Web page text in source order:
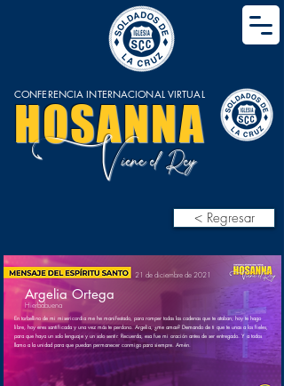
CONFERENCIA INTERNACIONAL VIRTUAL
HOSANNA
Viene el Rey
< Regresar
Argelia Ortega
En torbellino de mi misericordia me he manifestado, para romper todas las cadenas que te ataban; hoy te hago
libre, hoy eres santificada y una vez más te perdono. Argelia, ¿me amas? Demando de ti que te unas a los fieles,
para que haya un solo lenguaje y un solo sentir. Recuerda, esa fue mi oración antes de ser entregado. Y a todos
llamo a la unidad para que puedan permanecer conmigo para siempre. Amén.
Hierbabuena
21 de diciembre de 2021